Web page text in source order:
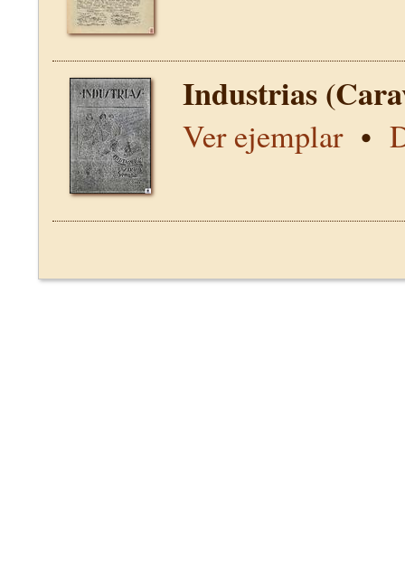
Industrias
Ver ejemplar•